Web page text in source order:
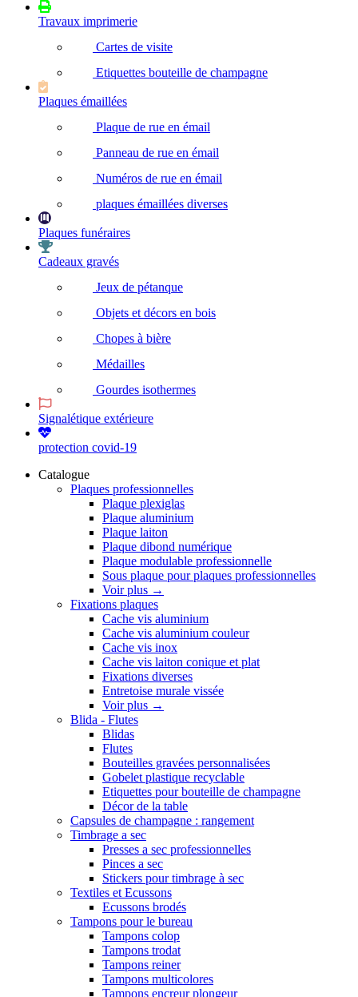
Travaux imprimerie
Cartes de visite
Etiquettes bouteille de champagne
Plaques émaillées
Plaque de rue en émail
Panneau de rue en émail
Numéros de rue en émail
plaques émaillées diverses
Plaques funéraires
Cadeaux gravés
Jeux de pétanque
Objets et décors en bois
Chopes à bière
Médailles
Gourdes isothermes
Signalétique extérieure
protection covid-19
Catalogue
Plaques professionnelles
Plaque plexiglas
Plaque aluminium
Plaque laiton
Plaque dibond numérique
Plaque modulable professionnelle
Sous plaque pour plaques professionnelles
Voir plus →
Fixations plaques
Cache vis aluminium
Cache vis aluminium couleur
Cache vis inox
Cache vis laiton conique et plat
Fixations diverses
Entretoise murale vissée
Voir plus →
Blida - Flutes
Blidas
Flutes
Bouteilles gravées personnalisées
Gobelet plastique recyclable
Etiquettes pour bouteille de champagne
Décor de la table
Capsules de champagne : rangement
Timbrage a sec
Presses a sec professionnelles
Pinces a sec
Stickers pour timbrage à sec
Textiles et Ecussons
Ecussons brodés
Tampons pour le bureau
Tampons colop
Tampons trodat
Tampons reiner
Tampons multicolores
Tampons encreur plongeur